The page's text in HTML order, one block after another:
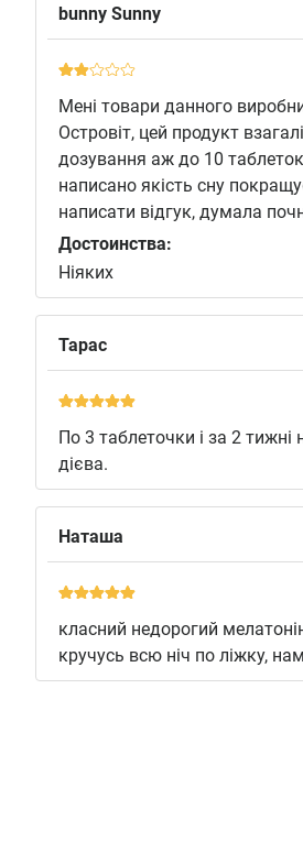
bunny Sunny
Мені товари данного
Островіт, цей продукт
дозування аж до 10
написано якість сну
написати відгук, думала
Достоинства:
Ніяких
Тарас
По 3 таблеточки і за 2
дієва.
Наташа
класний недорогий
кручусь всю ніч по ліжку,